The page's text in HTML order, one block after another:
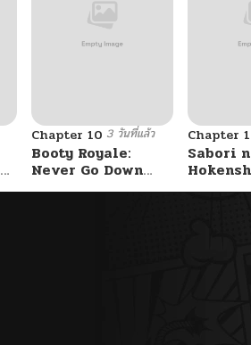
Chapter 10 3 วันที่แล้ว
Booty Royale:
Never Go Down
Without A Fight!
Chapter
Sabori
Douzo?